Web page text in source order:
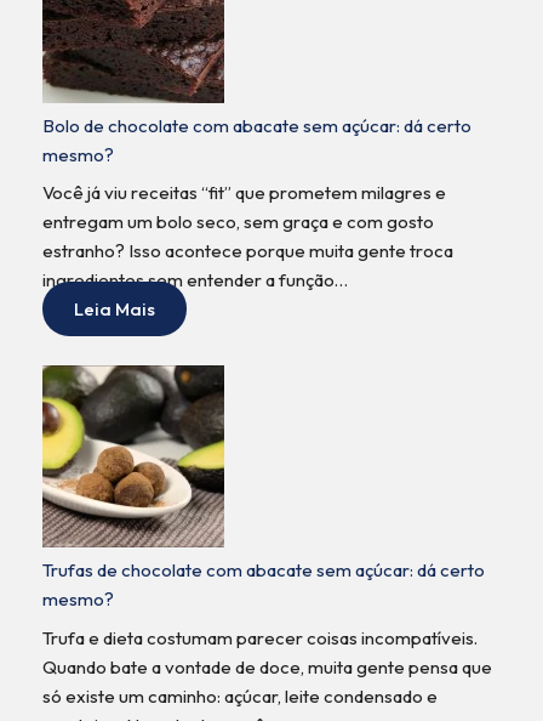
Bolo de chocolate com abacate sem açúcar: dá certo
mesmo?
Você já viu receitas “fit” que prometem milagres e
entregam um bolo seco, sem graça e com gosto
estranho? Isso acontece porque muita gente troca
ingredientes sem entender a função…
Leia Mais
Trufas de chocolate com abacate sem açúcar: dá certo
mesmo?
Trufa e dieta costumam parecer coisas incompatíveis.
Quando bate a vontade de doce, muita gente pensa que
só existe um caminho: açúcar, leite condensado e